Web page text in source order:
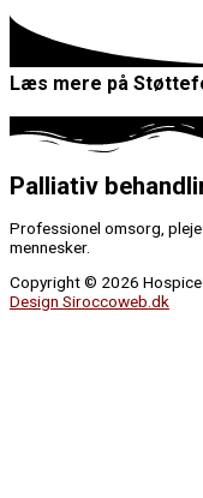
Læs mere på
Palliativ
Professionel omsorg,
mennesker.
Copyright © 2026 Hospice
Design Siroccoweb.dk